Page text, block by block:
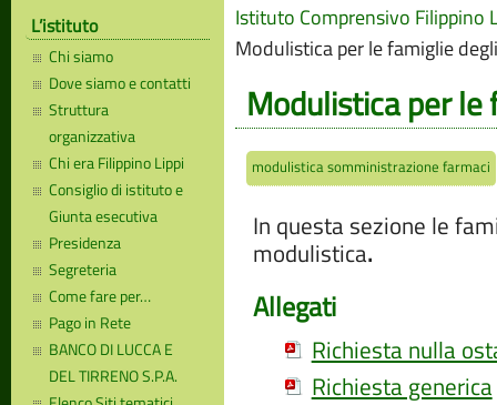
L’istituto
Chi siamo
Dove siamo e contatti
Struttura
organizzativa
Chi era Filippino Lippi
Consiglio di istituto e
Giunta esecutiva
Presidenza
Segreteria
Come fare per…
Pago in Rete
BANCO DI LUCCA E
DEL TIRRENO S.P.A.
Istituto Comprensivo Filippino
Modulistica per le famiglie
Modulistica per
modulistica somministrazione farmaci
In questa sezione le
modulistica.
Allegati
Richiesta nulla
Richiesta generica